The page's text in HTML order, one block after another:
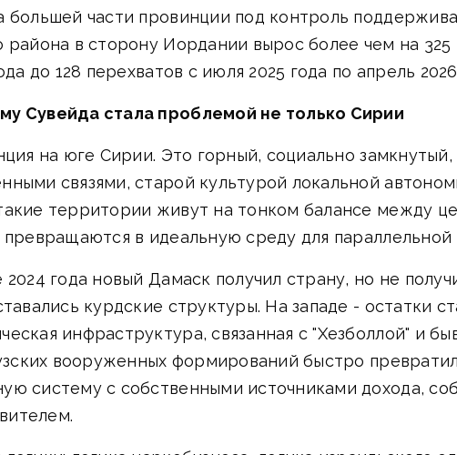
большей части провинции под контроль
района в сторону Иордании вырос более чем на 325
до 128 перехватов с июля 2025 года по апрель
Сувейда стала проблемой не только Сирии
на юге Сирии. Это горный, социально
связями, старой культурой локальной
территории живут на тонком балансе между
превращаются в идеальную среду для параллельной
года новый Дамаск получил страну, но не
курдские структуры. На западе - остатки
инфраструктура, связанная с "Хезболлой" и
вооруженных формирований быстро
систему с собственными источниками дохода,